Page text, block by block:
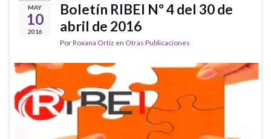
MAY
10
2016
Boletín RIBEI Nº 4 del 30 de
abril de 2016
PorRoxana Ortiz en Otras Publicaciones